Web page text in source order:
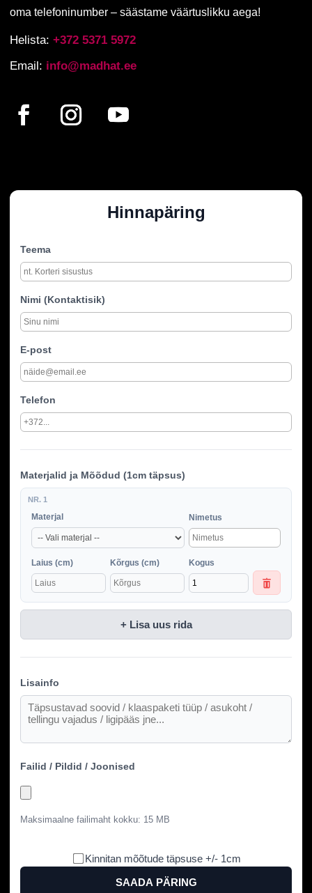
oma telefoninumber – säästame väärtuslikku aega!
Helista: +372 5371 5972
Email: info@madhat.ee
Hinnapäring
Teema
Nimi (Kontaktisik)
E-post
Telefon
Materjalid ja Mõõdud (1cm täpsus)
NR. 1
Materjal Nimetus
Laius (cm) Kõrgus (cm) Kogus
+ Lisa uus rida
Lisainfo
Failid / Pildid / Joonised
Maksimaalne failimaht kokku: 15 MB
SAADA PÄRING
Kinnitan mõõtude täpsuse +/- 1cm